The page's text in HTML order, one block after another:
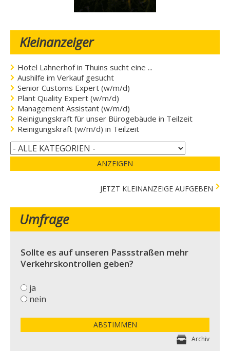
Kleinanzeiger
Hotel Lahnerhof in Thuins sucht eine ...
Aushilfe im Verkauf gesucht
Senior Customs Expert (w/m/d)
Plant Quality Expert (w/m/d)
Management Assistant (w/m/d)
Reinigungskraft für unser Bürogebäude in Teilzeit
Reinigungskraft (w/m/d) in Teilzeit
ANZEIGEN
JETZT KLEINANZEIGE AUFGEBEN
Umfrage
Sollte es auf unseren Passstraßen mehr
Verkehrskontrollen geben?
ja
nein
ABSTIMMEN
Archiv